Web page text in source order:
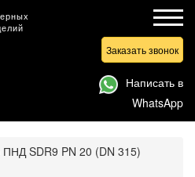
Заказать звонок
Написать в
WhatsApp
ПНД SDR9 PN 20 (DN 315)